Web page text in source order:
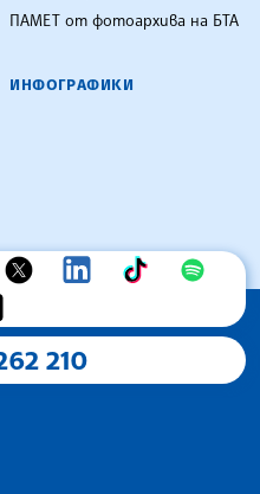
ПАМЕТ от фотоархива на БТА
ИНФОГРАФИКИ
210